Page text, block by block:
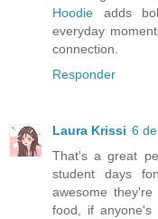
Hoodie adds
everyday
connection.
Responder
Laura Krissi 6
That's a great
student days
awesome
food, if